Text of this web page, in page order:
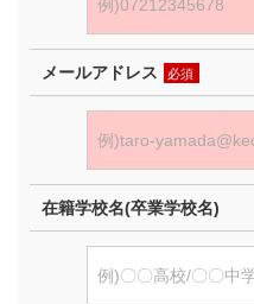
メールアドレス 必須
在籍学校名(卒業学校名)